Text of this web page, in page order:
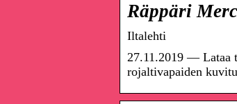
Räppäri
Iltalehti
27.11.2019 — Lataa
rojaltivapaiden